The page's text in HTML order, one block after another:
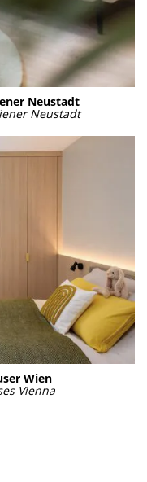
Neu­stadt
Neu­stadt
Wien
Vien­na